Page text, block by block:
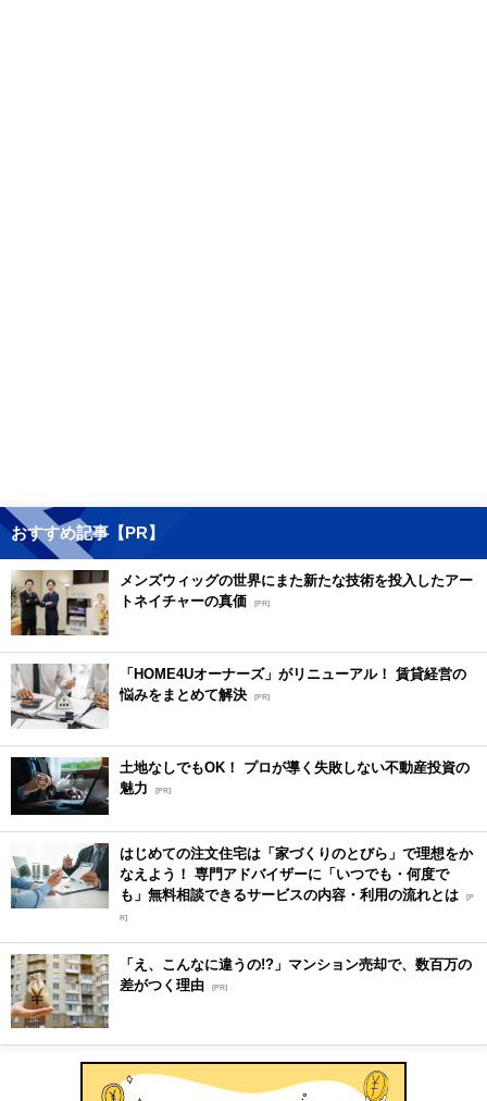
おすすめ記事【PR】
メンズウィッグの世界にまた新たな技術を投入したアー
トネイチャーの真価 [PR]
「HOME4Uオーナーズ」がリニューアル！ 賃貸経営の
悩みをまとめて解決 [PR]
土地なしでもOK！ プロが導く失敗しない不動産投資の
魅力
[PR]
はじめての注文住宅は「家づくりのとびら」で理想をか
なえよう！ 専門アドバイザーに「いつでも・何度で
も」無料相談できるサービスの内容・利用の流れとは [P
R]
「え、こんなに違うの!?」マンション売却で、数百万の
差がつく理由 [PR]